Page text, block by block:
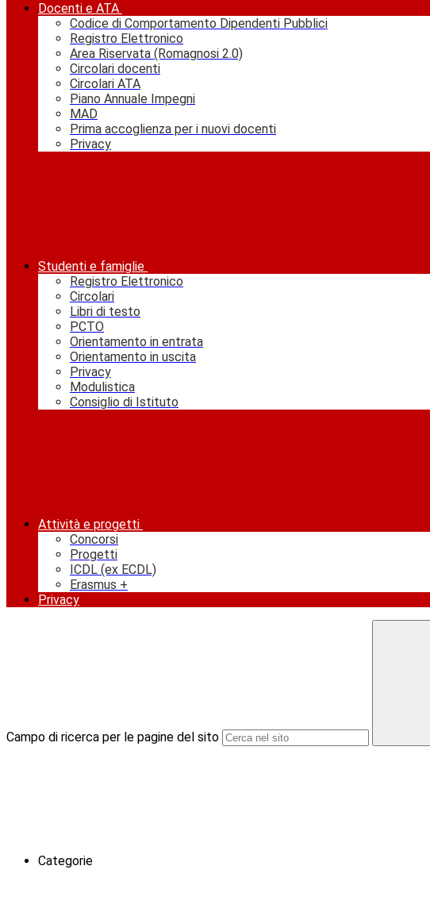
Docenti e ATA
Codice di Comportamento Dipendenti Pubblici
Registro Elettronico
Area Riservata (Romagnosi 2.0)
Circolari docenti
Circolari ATA
Piano Annuale Impegni
MAD
Prima accoglienza per i nuovi docenti
Privacy
Studenti e famiglie
Registro Elettronico
Circolari
Libri di testo
PCTO
Orientamento in entrata
Orientamento in uscita
Privacy
Modulistica
Consiglio di Istituto
Attività e progetti
Concorsi
Progetti
ICDL (ex ECDL)
Erasmus +
Privacy
Campo di ricerca per le pagine del sito
Categorie